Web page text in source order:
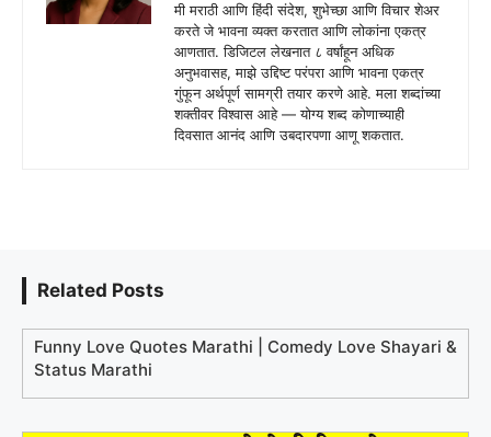
मी मराठी आणि हिंदी संदेश, शुभेच्छा आणि विचार शेअर
करते जे भावना व्यक्त करतात आणि लोकांना एकत्र
आणतात. डिजिटल लेखनात ८ वर्षांहून अधिक
अनुभवासह, माझे उद्दिष्ट परंपरा आणि भावना एकत्र
गुंफून अर्थपूर्ण सामग्री तयार करणे आहे. मला शब्दांच्या
शक्तीवर विश्वास आहे — योग्य शब्द कोणाच्याही
दिवसात आनंद आणि उबदारपणा आणू शकतात.
Related Posts
Funny Love Quotes Marathi | Comedy Love Shayari &
Status Marathi